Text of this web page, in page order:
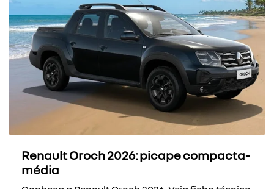
Renault Oroch 2026: picape compacta-
média